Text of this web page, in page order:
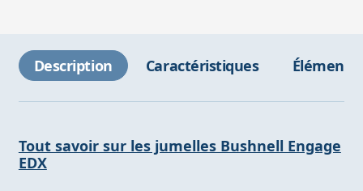
Description Caractéristiques Éléments
Tout savoir sur les jumelles Bushnell Engage
EDX